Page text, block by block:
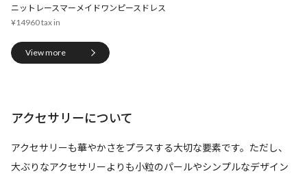
ニットレースマーメイドワンピースドレス
¥14960
View more
アクセサリーについて
アクセサリーも華やかさをプラスする大切な要素です。ただし、
大ぶりなアクセサリーよりも小粒のパールやシンプルなデザイン